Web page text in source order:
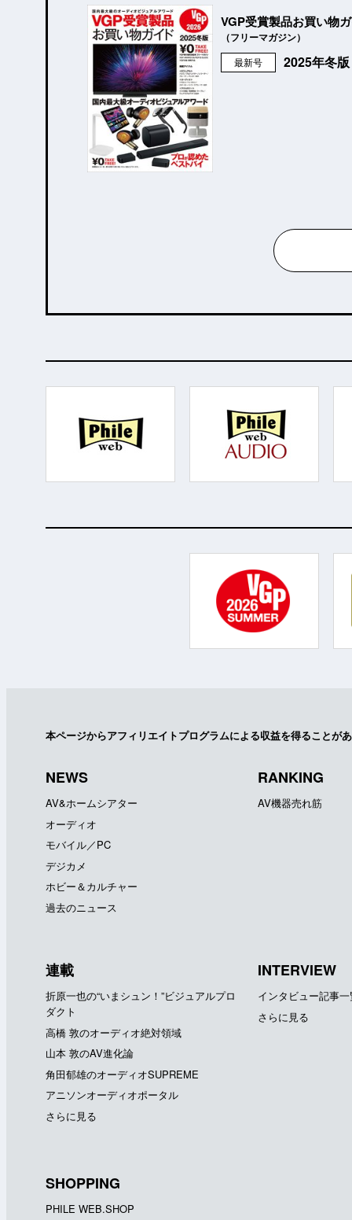
VGP受賞製品お買い物
（フリーマガジン）
最新号 2025年冬
本ページからアフィリエイトプログラムによる収益を得ることが
NEWS
AV&ホームシアター
オーディオ
モバイル／PC
デジカメ
ホビー＆カルチャー
過去のニュース
RANKING
AV機器売れ筋
連載
折原一也の“いまシュン！”ビジュアルプロ
ダクト
高橋 敦のオーディオ絶対領域
山本 敦のAV進化論
角田郁雄のオーディオSUPREME
アニソンオーディオポータル
さらに見る
INTERVIEW
インタビュー記事
さらに見る
SHOPPING
PHILE WEB.SHOP